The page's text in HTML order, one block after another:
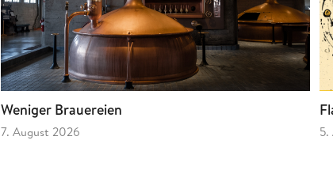
Weniger Brauereien
7. August 2026 5.